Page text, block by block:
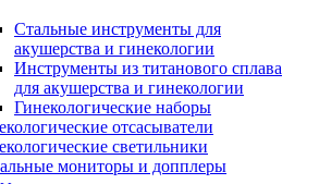
Стальные инструменты для
акушерства и гинекологии
Инструменты из титанового сплава
для акушерства и гинекологии
Гинекологические наборы
отсасыватели
светильники
мониторы и допплеры